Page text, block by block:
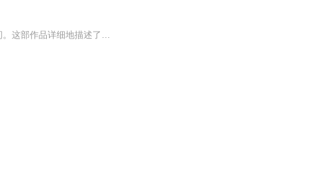
爱德华·吉本的《罗马帝国衰亡史》是一部六卷本的历史巨著，首次出版于1776年至1788年间。这部作品详细地描述了从2世纪到15世纪罗马帝国的衰落过程。吉本以他深刻的洞察力和批判性的眼光，分析了导致罗马帝国衰亡的多种因素，包括政治腐败、军事失败、经济...